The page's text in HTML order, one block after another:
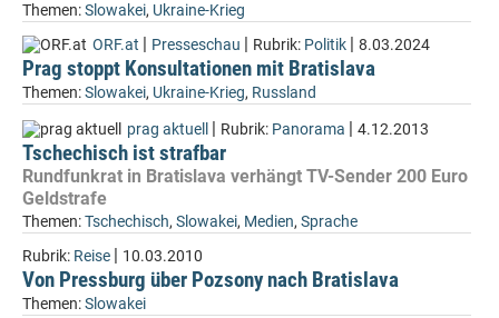
Themen:Slowakei, Ukraine-Krieg
ORF.at | Presseschau | Rubrik: Politik | 8.03.2024
Prag stoppt Konsultationen mit Bratislava
Themen:Slowakei, Ukraine-Krieg, Russland
prag aktuell | Rubrik: Panorama | 4.12.2013
Tschechisch ist strafbar
Rundfunkrat in Bratislava verhängt TV-Sender 200 Euro
Geldstrafe
Themen:Tschechisch, Slowakei, Medien, Sprache
Rubrik: Reise | 10.03.2010
Von Pressburg über Pozsony nach Bratislava
Themen:Slowakei